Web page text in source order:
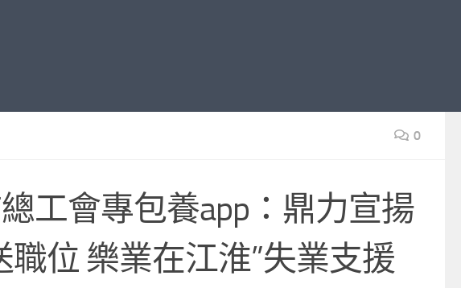
0
工會專包養app：鼎力宣揚
職位 樂業在江淮”失業支援